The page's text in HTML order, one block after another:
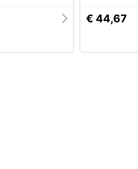
€ 44,67